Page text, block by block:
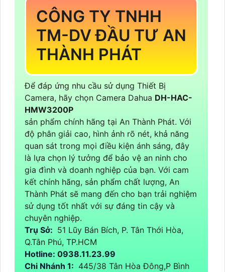
CÔNG TY TNHH
TM-DV ĐẦU TƯ AN
THÀNH PHÁT
Để đáp ứng nhu cầu sử dụng Thiết Bị
Camera, hãy chọn Camera Dahua DH-HAC-
HMW3200P
sản phẩm chính hãng tại An Thành Phát. Với
độ phân giải cao, hình ảnh rõ nét, khả năng
quan sát trong mọi điều kiện ánh sáng, đây
là lựa chọn lý tưởng để bảo vệ an ninh cho
gia đình và doanh nghiệp của bạn. Với cam
kết chính hãng, sản phẩm chất lượng, An
Thành Phát sẽ mang đến cho bạn trải nghiệm
sử dụng tốt nhất với sự đáng tin cậy và
chuyên nghiệp.
Trụ Sở: 51 Lũy Bán Bích, P. Tân Thới Hòa,
Q.Tân Phú, TP.HCM
Hotline: 0938.11.23.99
Chi Nhánh 1: 445/38 Tân Hòa Đông,P Bình